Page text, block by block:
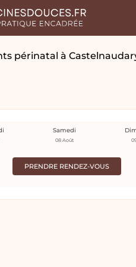
périnatal à
PRENDRE RENDEZ-VOUS
Samedi
08 Août